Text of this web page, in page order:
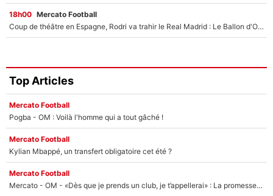
18h00 Mercato Football
Coup de théâtre en Espagne, Rodri va trahir le Real Madrid : Le Ballon d'Or a choisi de signer au FC Barcelone !
Top Articles
Mercato Football
Pogba - OM : Voilà l'homme qui a tout gâché !
Mercato Football
Kylian Mbappé, un transfert obligatoire cet été ?
Mercato Football
Mercato - OM - «Dès que je prends un club, je t’appellerai» : La promesse de Marcelino au moment de claquer la porte